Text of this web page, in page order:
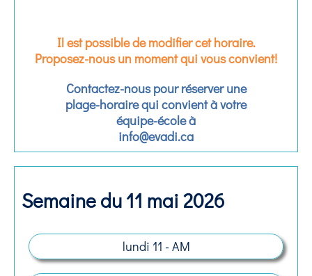
Il est possible de modifier cet horaire.
Proposez-nous un moment qui vous convient!
Contactez-nous pour réserver une
plage-horaire qui convient à votre
équipe-école à
info@evadi.ca
Semaine du 11 mai 2026
lundi 11 - AM